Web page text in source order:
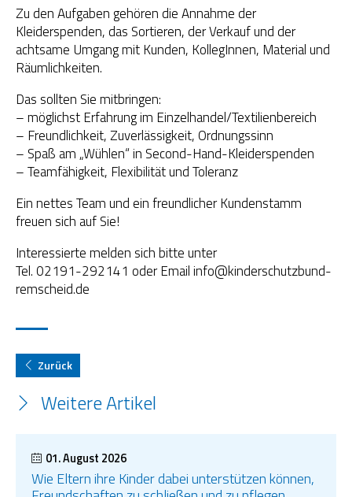
Kleiderläden
Zu den Aufgaben gehören die Annahme der
Kleiderspenden, das Sortieren, der Verkauf und der
achtsame Umgang mit Kunden, KollegInnen, Material und
Räumlichkeiten.
Das sollten Sie mitbringen:
– möglichst Erfahrung im Einzelhandel/Textilienbereich
– Freundlichkeit, Zuverlässigkeit, Ordnungssinn
– Spaß am „Wühlen“ in Second-Hand-Kleiderspenden
– Teamfähigkeit, Flexibilität und Toleranz
Ein nettes Team und ein freundlicher Kundenstamm
freuen sich auf Sie!
Interessierte melden sich bitte unter
Tel. 02191-292141 oder Email info@kinderschutzbund-
remscheid.de
Zurück
Weitere Artikel
01. August 2026
Wie Eltern ihre Kinder dabei unterstützen können,